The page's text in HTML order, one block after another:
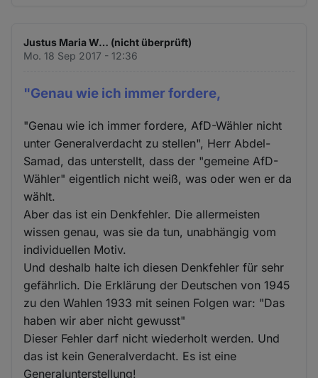
Justus Maria W… (nicht überprüft)
Mo. 18 Sep 2017 - 12:36
"Genau wie ich immer fordere,
"Genau wie ich immer fordere, AfD-Wähler nicht
unter Generalverdacht zu stellen", Herr Abdel-
Samad, das unterstellt, dass der "gemeine AfD-
Wähler" eigentlich nicht weiß, was oder wen er da
wählt.
Aber das ist ein Denkfehler. Die allermeisten
wissen genau, was sie da tun, unabhängig vom
individuellen Motiv.
Und deshalb halte ich diesen Denkfehler für sehr
gefährlich. Die Erklärung der Deutschen von 1945
zu den Wahlen 1933 mit seinen Folgen war: "Das
haben wir aber nicht gewusst"
Dieser Fehler darf nicht wiederholt werden. Und
das ist kein Generalverdacht. Es ist eine
Generalunterstellung!